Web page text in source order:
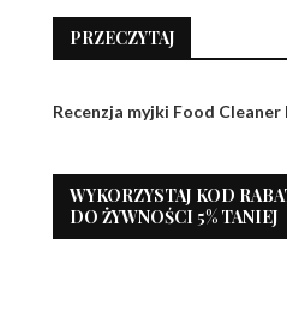
PRZECZYTAJ
Recenzja myjki Food Cleaner
WYKORZYSTAJ KOD
DO ŻYWNOŚCI 5% TANIEJ